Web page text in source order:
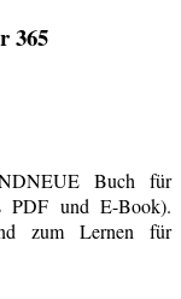
365
Buch für
PDF und E-Book).
zum Lernen für